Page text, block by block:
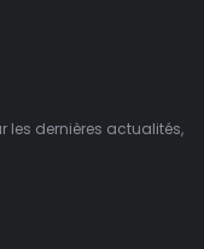
les dernières actualités,